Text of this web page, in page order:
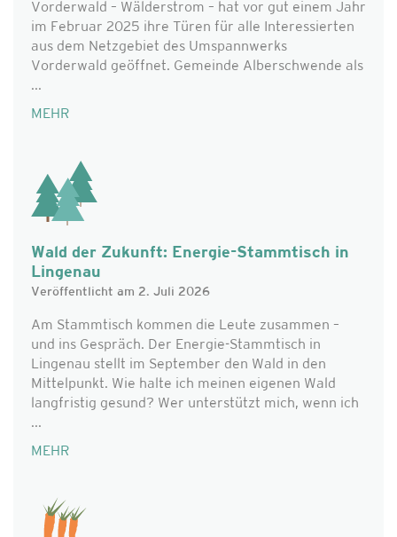
Vorderwald – Wälderstrom – hat vor gut einem Jahr
im Februar 2025 ihre Türen für alle Interessierten
aus dem Netzgebiet des Umspannwerks
Vorderwald geöffnet. Gemeinde Alberschwende als
...
MEHR
Wald der Zukunft: Energie-Stammtisch in
Lingenau
Veröffentlicht am 2. Juli 2026
Am Stammtisch kommen die Leute zusammen –
und ins Gespräch. Der Energie-Stammtisch in
Lingenau stellt im September den Wald in den
Mittelpunkt. Wie halte ich meinen eigenen Wald
langfristig gesund? Wer unterstützt mich, wenn ich
...
MEHR